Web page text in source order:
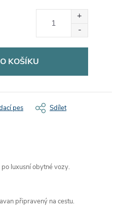
KOŠÍKU
pes Sdílet
luxusní obytné vozy.
připravený na cestu.